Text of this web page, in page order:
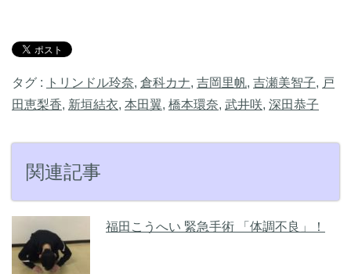
タグ : トリンドル玲奈, 倉科カナ, 吉岡里帆, 吉瀬美智子, 戸
田恵梨香, 新垣結衣, 本田翼, 橋本環奈, 武井咲, 深田恭子
関連記事
福田こうへい 緊急手術 「体調不良」！